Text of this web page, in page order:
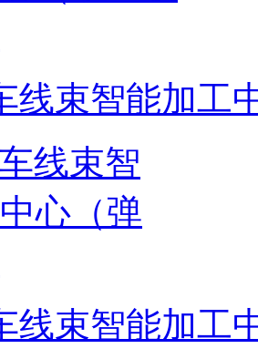
线束智能加工
线束智能加工